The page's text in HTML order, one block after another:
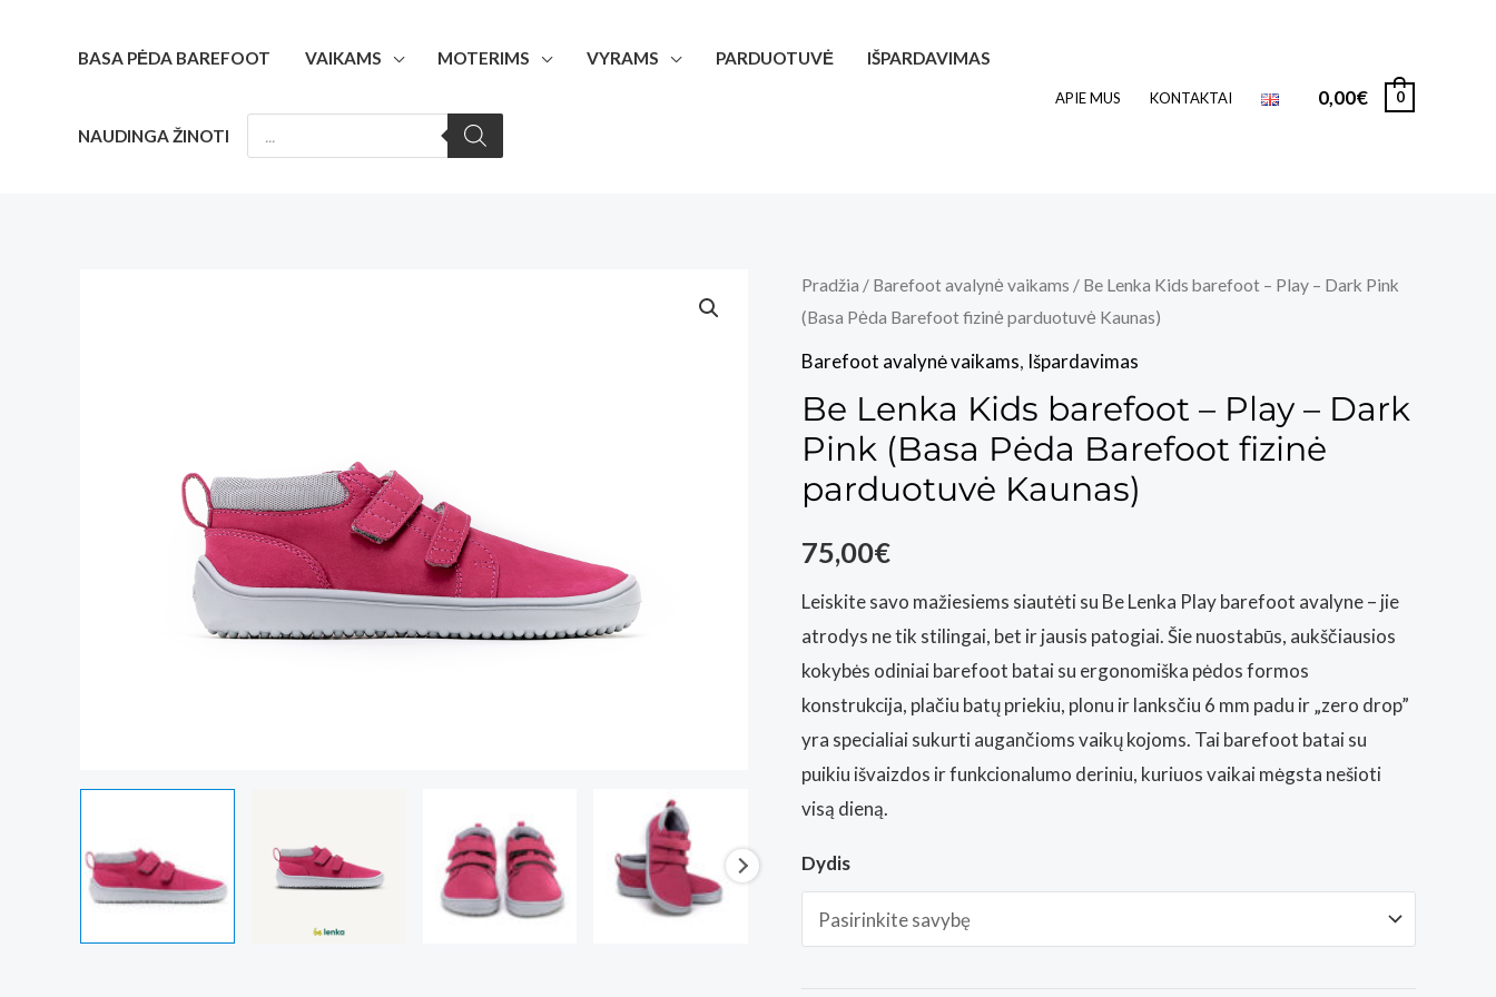
BASA PĖDA BAREFOOT VAIKAMS MOTERIMS VYRAMS PARDUOTUVĖ IŠPARDAVIMAS
NAUDINGA ŽINOTI
PRODUCTS
SEARCH
APIE MUS KONTAKTAI 0,00€ 0
Pradžia / Barefoot avalynė vaikams / Be Lenka Kids barefoot – Play – Dark Pink
(Basa Pėda Barefoot fizinė parduotuvė Kaunas)
Barefoot avalynė vaikams, Išpardavimas
Be Lenka Kids barefoot – Play – Dark
Pink (Basa Pėda Barefoot fizinė
parduotuvė Kaunas)
75,00€
Leiskite savo mažiesiems siautėti su Be Lenka Play barefoot avalyne – jie
atrodys ne tik stilingai, bet ir jausis patogiai. Šie nuostabūs, aukščiausios
kokybės odiniai barefoot batai su ergonomiška pėdos formos
konstrukcija, plačiu batų priekiu, plonu ir lanksčiu 6 mm padu ir „zero drop”
yra specialiai sukurti augančioms vaikų kojoms. Tai barefoot batai su
puikiu išvaizdos ir funkcionalumo deriniu, kuriuos vaikai mėgsta nešioti
visą dieną.
Dydis